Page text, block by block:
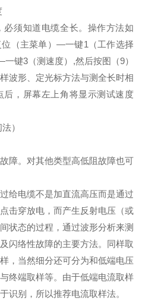
须知道电缆全长。操作方法如
（主菜单）—一键1（工作选择
键3（测速度）,然后按图（9）
波形、定光标方法与测全长时相
后，屏幕左上角将显示测试速度
）
障。对其他类型高低阻故障也可
给电缆不是加直流高压而是通过
击穿放电，而产生反射电压（或
状态的过程，通过波形分析来测
闪络性故障的主要方法。同样取
，当然细分还可分为和低端电压
终端取样等。由于低端电流取样
识别，所以推荐电流取样法。